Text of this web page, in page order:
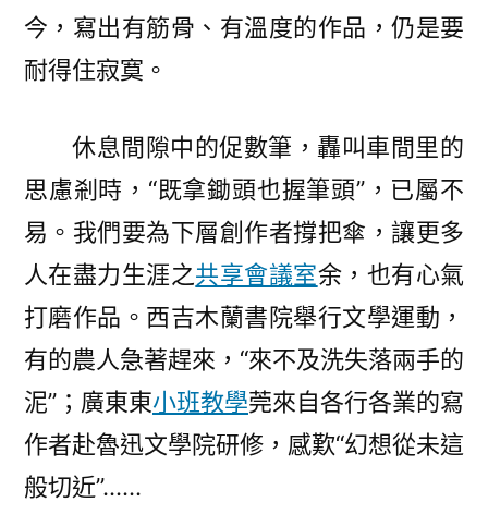
今，寫出有筋骨、有溫度的作品，仍是要
耐得住寂寞。
休息間隙中的促數筆，轟叫車間里的
思慮剎時，“既拿鋤頭也握筆頭”，已屬不
易。我們要為下層創作者撐把傘，讓更多
人在盡力生涯之共享會議室余，也有心氣
打磨作品。西吉木蘭書院舉行文學運動，
有的農人急著趕來，“來不及洗失落兩手的
泥”；廣東東小班教學莞來自各行各業的寫
作者赴魯迅文學院研修，感歎“幻想從未這
般切近”……